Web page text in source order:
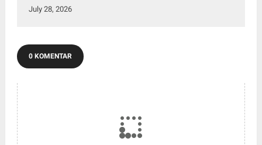
July 28, 2026
0 KOMENTAR